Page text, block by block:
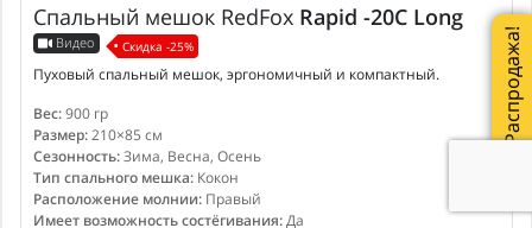
Спальный мешок RedFox Rapid -20C Long
Видео Скидка -25%
Пуховый спальный мешок, эргономичный и компактный.
Вес:900 гр
Размер:210×85 см
Сезонность:Зима, Весна, Осень
Тип спального мешка: Кокон
Расположение молнии: Правый
Имеет возможность состёгивания:Да
Распродажа!